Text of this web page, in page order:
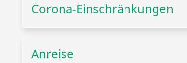
Corona-Einschränkungen
Anreise